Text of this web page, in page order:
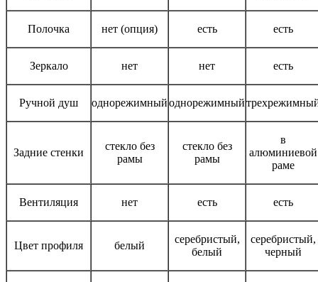
Полочка нет (опция) есть есть
Зеркало нет нет есть
Ручной душ однорежимныйоднорежимный
Задние стенки
стекло без
рамы
стекло без
рамы
в
алюминиевой
раме
Вентиляция нет есть есть
Цвет профиля белый
серебристый,
белый
серебристый,
черный